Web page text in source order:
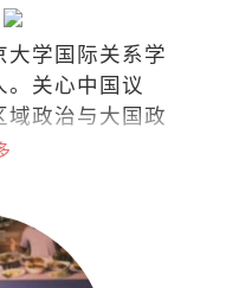
学国际关系学
关心中国议
政治与大国政